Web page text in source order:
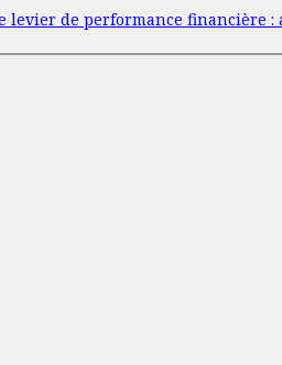
levier de performance financière